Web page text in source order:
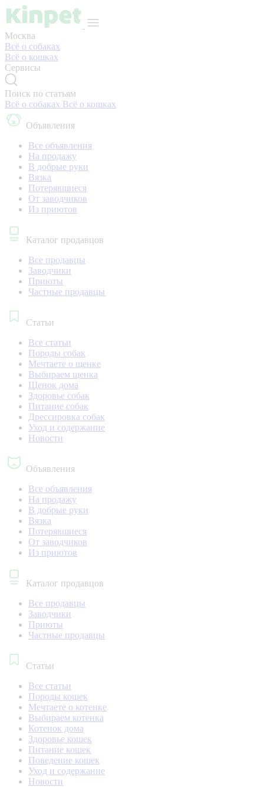
Москва
Всё о собаках
Всё о кошках
Сервисы
Поиск по статьям
Всё о собаках Всё о кошках
Объявления
Все объявления
На продажу
В добрые руки
Вязка
Потерявшиеся
От заводчиков
Из приютов
Каталог продавцов
Все продавцы
Заводчики
Приюты
Частные продавцы
Статьи
Все статьи
Породы собак
Мечтаете о щенке
Выбираем щенка
Щенок дома
Здоровье собак
Питание собак
Дрессировка собак
Уход и содержание
Новости
Объявления
Все объявления
На продажу
В добрые руки
Вязка
Потерявшиеся
От заводчиков
Из приютов
Каталог продавцов
Все продавцы
Заводчики
Приюты
Частные продавцы
Статьи
Все статьи
Породы кошек
Мечтаете о котенке
Выбираем котенка
Котенок дома
Здоровье кошек
Питание кошек
Поведение кошек
Уход и содержание
Новости